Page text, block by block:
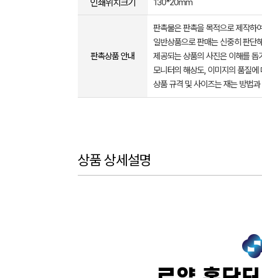
인쇄위치크기 130*20mm
판촉상품 안내
판촉물은 판촉을 목적으로 제작하
일반상품으로 판매는 신중히 판단
제공되는 상품의 사진은 이해를
모니터의 해상도, 이미지의 품질
상품 규격 및 사이즈는 재는 방법
상품 상세설명